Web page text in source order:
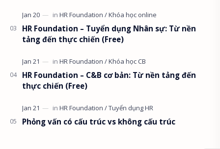
HR Foundation – Tuyển dụng Nhân sự: Từ nền
tảng đến thực chiến (Free)
HR Foundation – C&B cơ bản: Từ nền tảng đến
thực chiến (Free)
Phỏng vấn có cấu trúc vs không cấu trúc